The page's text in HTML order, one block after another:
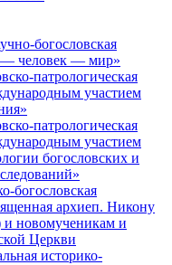
богословская
— человек — мир»
патрологическая
участием
патрологическая
участием
богословских и
богословская
архиеп. Никону
и новомученикам и
Церкви
историко-